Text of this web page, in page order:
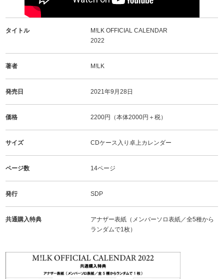
タイトル
M!LK OFFICIAL CALENDAR
2022
著者 M!LK
発売日 2021年9月28日
価格 2200円（本体2000円＋税）
サイズ CDケース入り卓上カレンダー
ページ数 14ページ
発行 SDP
共通購入特典
アナザー表紙（メンバーソロ表紙／全5種から
ランダムで1枚）